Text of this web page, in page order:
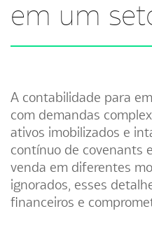
em um
A contabilidade para
com demandas
ativos imobilizados e
contínuo de covenants
venda em diferentes
ignorados, esses
financeiros e